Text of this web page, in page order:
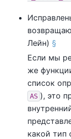
Лейн) §
Если мы
же
список
AS ), это
какой тип